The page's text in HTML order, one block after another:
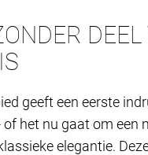
DEEL
geeft een eerste
of het nu gaat om een
elegantie.